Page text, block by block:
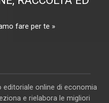
fare per te »
editoriale online di economia
e rielabora le migliori